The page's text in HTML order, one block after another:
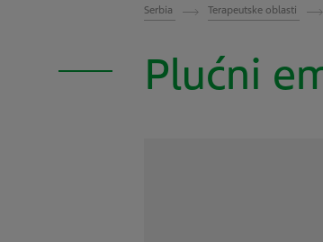
Serbia Terapeutske oblasti
Plućni